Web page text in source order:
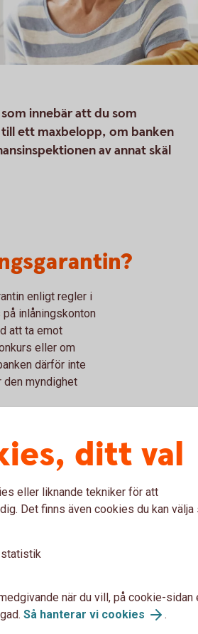
innebär att du som
ett maxbelopp, om banken
av annat skäl
enligt regler i
inlåningskonton
att ta emot
eller om
därför inte
den myndighet
Du
beskrivs.
dödsbon)
som inte
lagen om bank-
ditt val
eller liknande tekniker för att
Det finns även cookies du kan välja
statistik
när du vill, på cookie-sidan
Så hanterar vi cookies .